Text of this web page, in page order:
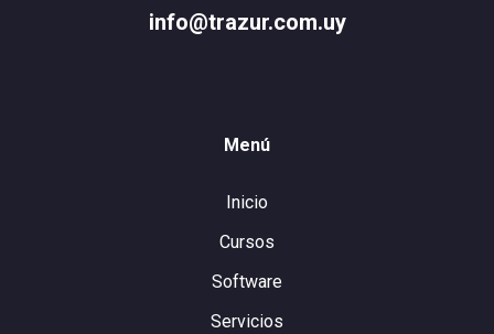
info@trazur.com.uy
Menú
Inicio
Cursos
Software
Servicios